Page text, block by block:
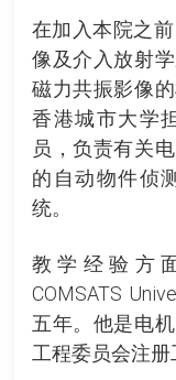
在加入本院之
像及介入放射
磁力共振影像
香港城市大学
员，负责有关
的自动物件侦
统。
教学经验方
COMSATS
五年。他是电
工程委员会注册